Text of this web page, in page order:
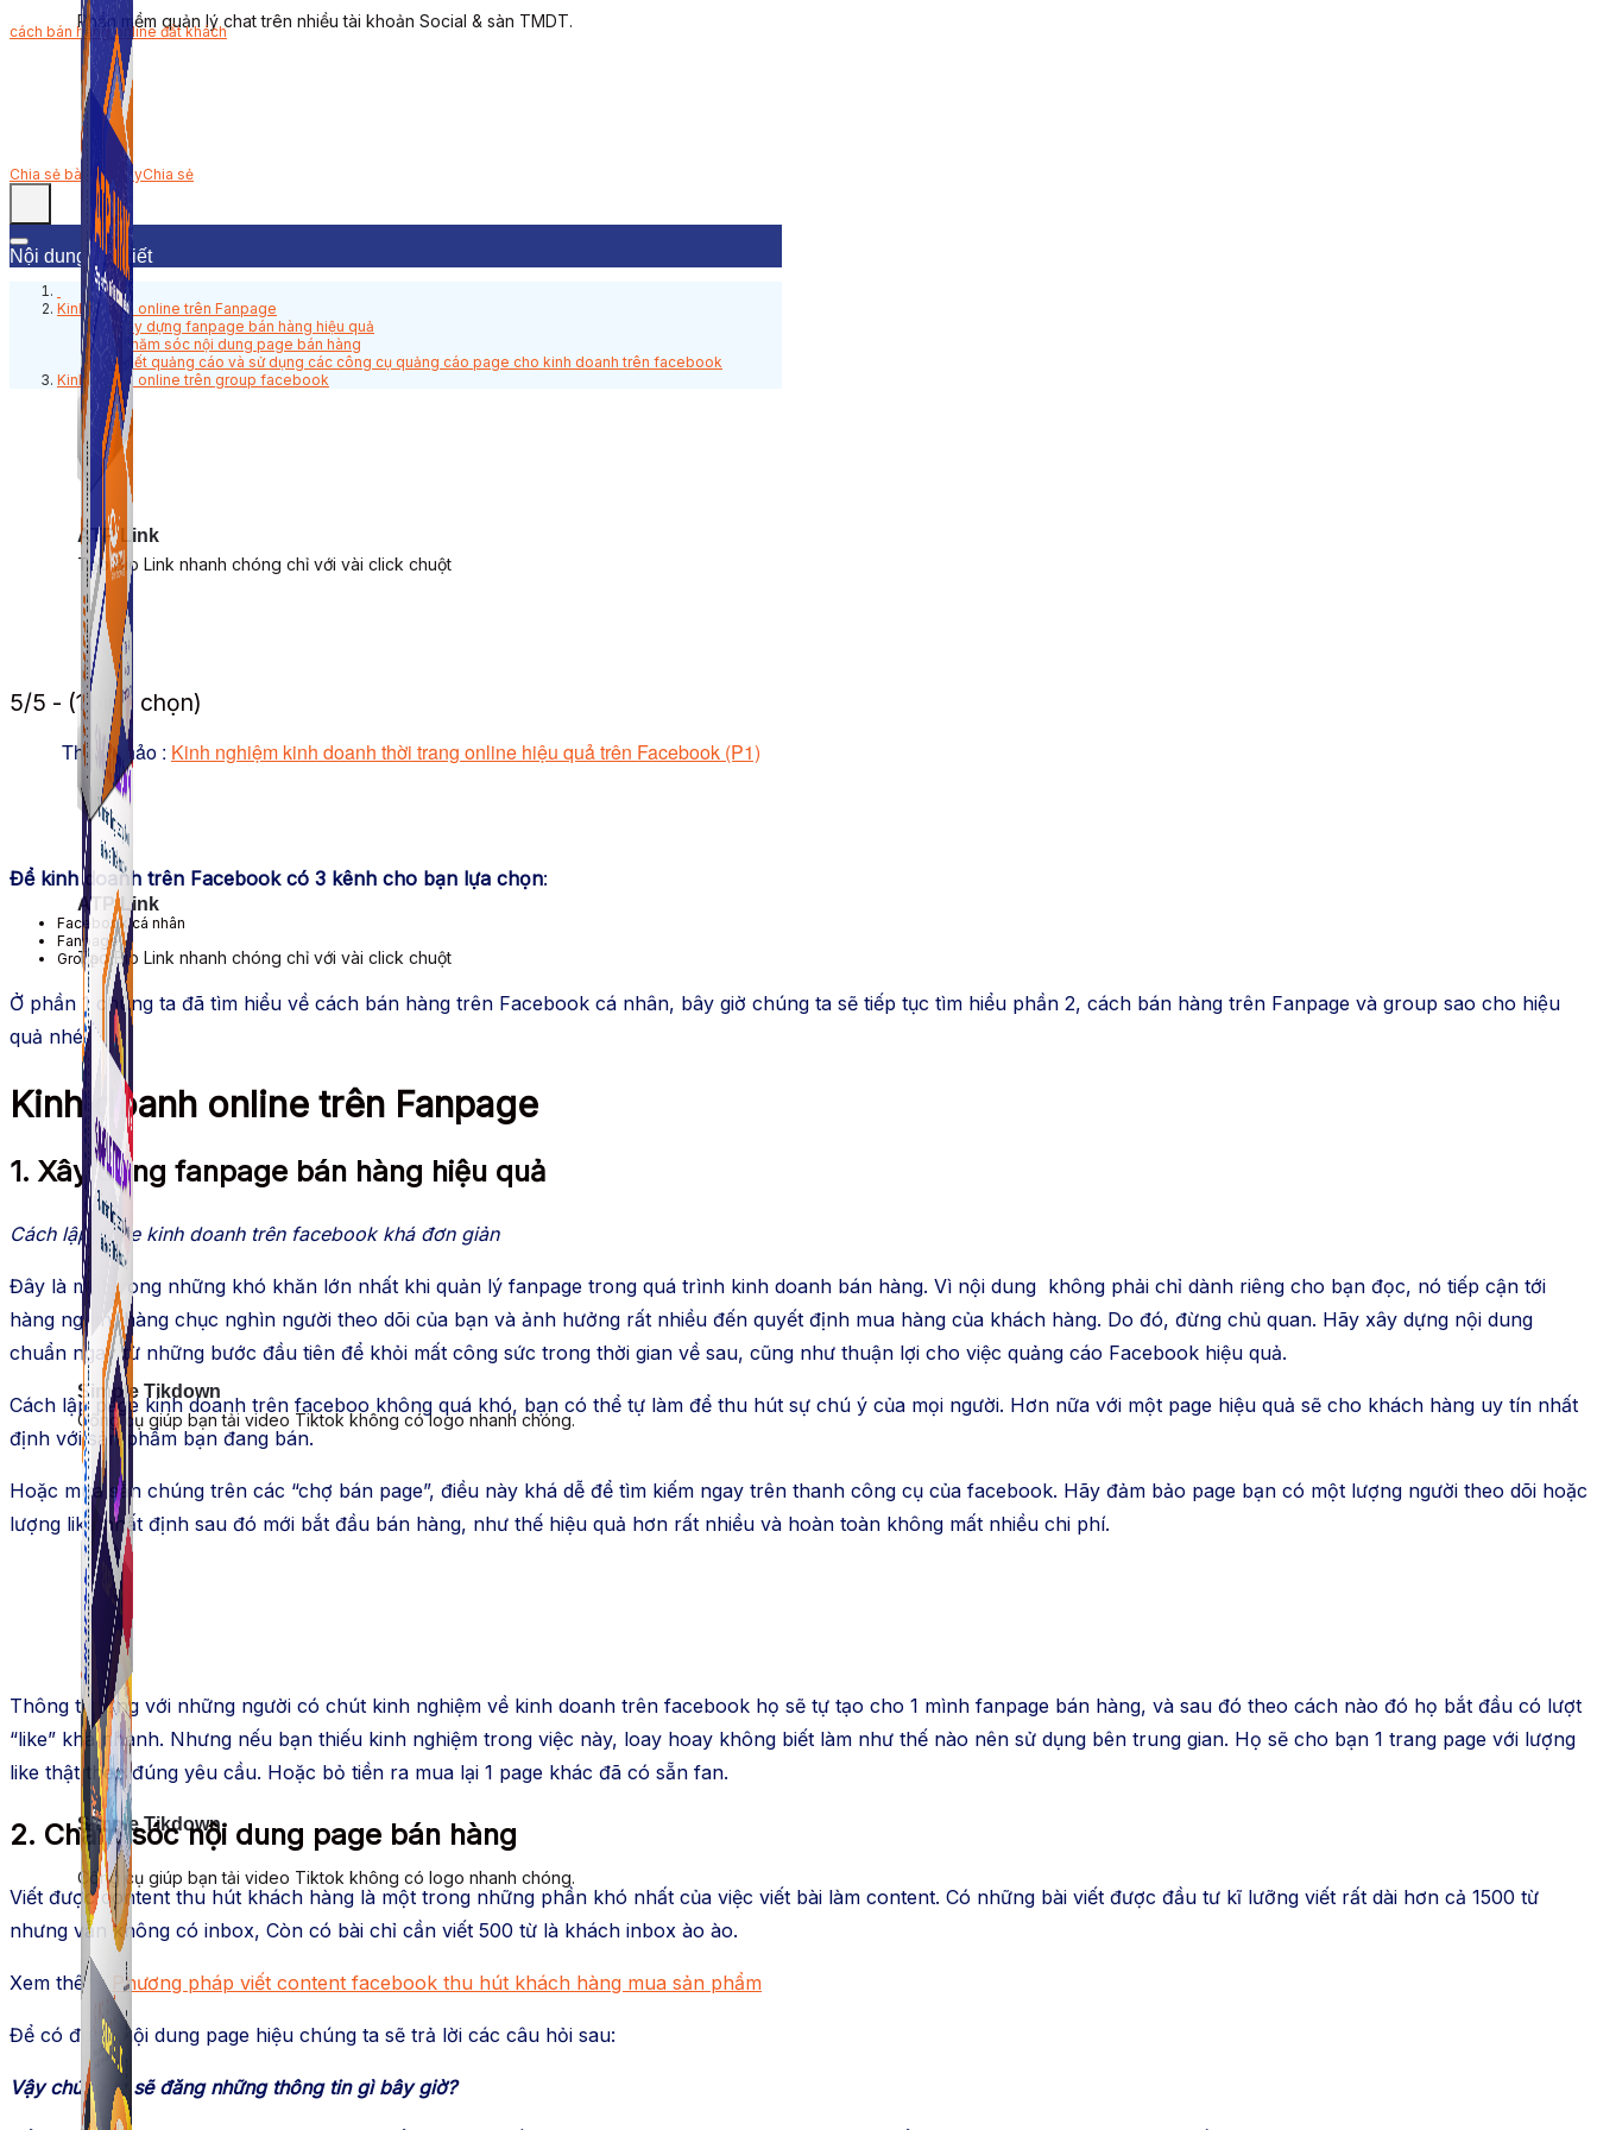
ATP Link
Tạo Bio Link nhanh chóng chỉ với vài click chuột
Simple Tikdown
Công cụ giúp bạn tải video Tiktok không có logo nhanh chóng.
Phần mềm quản lý chat trên nhiều tài khoản Social & sàn TMDT.
ATP Link
Tạo Bio Link nhanh chóng chỉ với vài click chuột
Simple Tikdown
Công cụ giúp bạn tải video Tiktok không có logo nhanh chóng.
cách bán hàng online đắt khách
Chia sẻ bài viết nàyChia sẻ
Nội dung bài viết
Kinh doanh online trên Fanpage
1. Xây dựng fanpage bán hàng hiệu quả
2. Chăm sóc nội dung page bán hàng
3. Viết quảng cáo và sử dụng các công cụ quảng cáo page cho kinh doanh trên facebook
Kinh doanh online trên group facebook
5/5 - (1 bình chọn)
Tham khảo : Kinh nghiệm kinh doanh thời trang online hiệu quả trên Facebook (P1)
Để kinh doanh trên Facebook có 3 kênh cho bạn lựa chọn:
Facebook cá nhân
Fanpage
Group
Ở phần 1 chúng ta đã tìm hiểu về cách bán hàng trên Facebook cá nhân, bây giờ chúng ta sẽ tiếp tục tìm hiểu phần 2, cách bán hàng trên Fanpage và group sao cho hiệu
quả nhé!
Kinh doanh online trên Fanpage
1. Xây dựng fanpage bán hàng hiệu quả
Cách lập page kinh doanh trên facebook khá đơn giản
Đây là một trong những khó khăn lớn nhất khi quản lý fanpage trong quá trình kinh doanh bán hàng. Vì nội dung không phải chỉ dành riêng cho bạn đọc, nó tiếp cận tới
hàng nghìn, hàng chục nghìn người theo dõi của bạn và ảnh hưởng rất nhiều đến quyết định mua hàng của khách hàng. Do đó, đừng chủ quan. Hãy xây dựng nội dung
chuẩn ngay từ những bước đầu tiên để khỏi mất công sức trong thời gian về sau, cũng như thuận lợi cho việc quảng cáo Facebook hiệu quả.
Cách lập page kinh doanh trên faceboo không quá khó, bạn có thể tự làm để thu hút sự chú ý của mọi người. Hơn nữa với một page hiệu quả sẽ cho khách hàng uy tín nhất
định với sản phẩm bạn đang bán.
Hoặc mua sẵn chúng trên các “chợ bán page”, điều này khá dễ để tìm kiếm ngay trên thanh công cụ của facebook. Hãy đảm bảo page bạn có một lượng người theo dõi hoặc
lượng like nhất định sau đó mới bắt đầu bán hàng, như thế hiệu quả hơn rất nhiều và hoàn toàn không mất nhiều chi phí.
Thông thường với những người có chút kinh nghiệm về kinh doanh trên facebook họ sẽ tự tạo cho 1 mình fanpage bán hàng, và sau đó theo cách nào đó họ bắt đầu có lượt
“like” khá nhanh. Nhưng nếu bạn thiếu kinh nghiệm trong việc này, loay hoay không biết làm như thế nào nên sử dụng bên trung gian. Họ sẽ cho bạn 1 trang page với lượng
like thật theo đúng yêu cầu. Hoặc bỏ tiền ra mua lại 1 page khác đã có sẵn fan.
2. Chăm sóc nội dung page bán hàng
Viết được content thu hút khách hàng là một trong những phần khó nhất của việc viết bài làm content. Có những bài viết được đầu tư kĩ lưỡng viết rất dài hơn cả 1500 từ
nhưng vẫn không có inbox, Còn có bài chỉ cần viết 500 từ là khách inbox ào ào.
Xem thêm: Phương pháp viết content facebook thu hút khách hàng mua sản phẩm
Để có được nội dung page hiệu chúng ta sẽ trả lời các câu hỏi sau:
Vậy chúng ta sẽ đăng những thông tin gì bây giờ?